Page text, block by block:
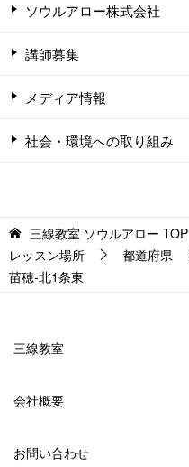
ソウルアロー株式会社
講師募集
メディア情報
社会・環境への取り組み
三線教室 ソウルアロー TOP
レッスン場所
都道府県
苗穂-北1条東
三線教室
会社概要
お問い合わせ